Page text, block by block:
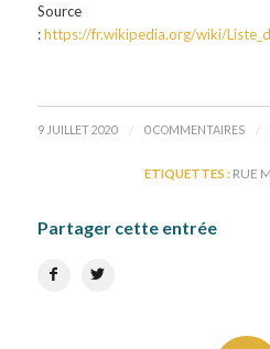
Source
:https://fr.wikipedia.org/wiki/
9 JUILLET 2020 / 0 COMMENTAIRES /
ETIQUETTES : RUE
Partager cette entrée